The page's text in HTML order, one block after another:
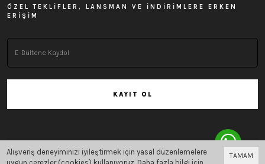
ÖZEL TEKLİFLER, LANSMAN VE İNDİRİMLERE ERKEN
ERİŞİM
KAYIT OL
Bu site Vikaon E-Ticaret sistemleriile hazırlanmıştır.
TAMAM
Alışveriş deneyiminizi iyileştirmek için yasal düzenlemelere